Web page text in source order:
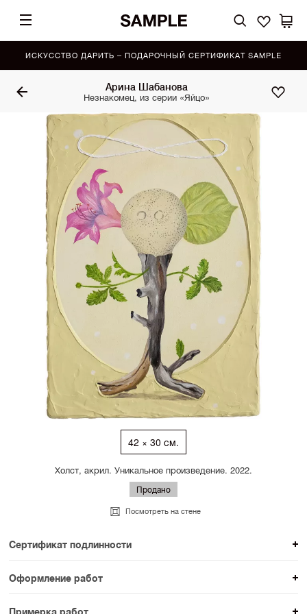
ИСКУССТВО ДАРИТЬ – ПОДАРОЧНЫЙ СЕРТИФИКАТ SAMPLE
Арина Шабанова
Незнакомец, из серии «Яйцо»
42 × 30 см.
Холст, акрил. Уникальное произведение. 2022.
Продано
Посмотреть на стене
Сертификат подлинности
К каждому авторскому произведению мы
прикладываем сертификат подлинности. Для товаров
раздела SAMPLE СЕРИЯ сертификаты не
Оформление работ
При покупке произведения вы можете выбрать и
Примерка работ